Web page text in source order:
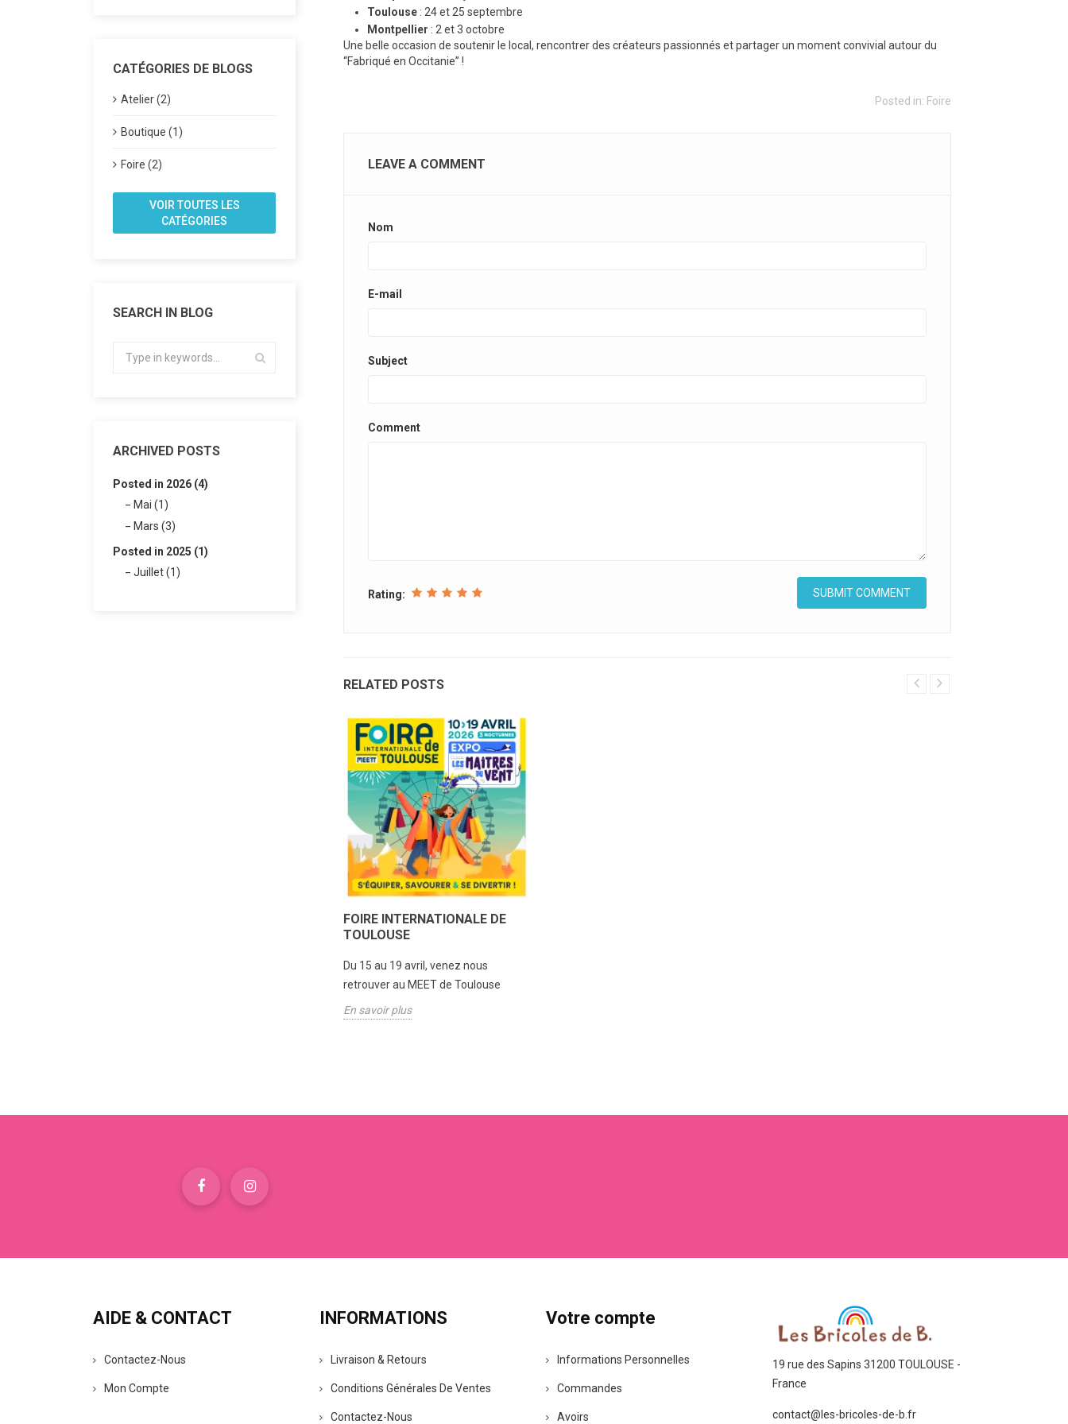
CATÉGORIES DE BLOGS
Atelier (2)
Boutique (1)
Foire (2)
VOIR TOUTES LES
CATÉGORIES
SEARCH IN BLOG
ARCHIVED POSTS
Posted in 2026 (4)
Mai (1)
Mars (3)
Posted in 2025 (1)
Juillet (1)
Toulouse : 24 et 25 septembre
Montpellier : 2 et 3 octobre
Une belle occasion de soutenir le local, rencontrer des créateurs passionnés et partager un moment convivial autour du
“Fabriqué en Occitanie” !
Posted in: Foire
LEAVE A COMMENT
Nom
E-mail
Subject
Comment
Rating:
RELATED POSTS
FOIRE INTERNATIONALE DE
TOULOUSE
Du 15 au 19 avril, venez nous
retrouver au MEET de Toulouse
En savoir plus
AIDE & CONTACT
Contactez-Nous
Mon Compte
INFORMATIONS
Livraison & Retours
Conditions Générales De Ventes
Contactez-Nous
Votre compte
Informations Personnelles
Commandes
Avoirs
19 rue des Sapins 31200 TOULOUSE -
France
contact@les-bricoles-de-b.fr